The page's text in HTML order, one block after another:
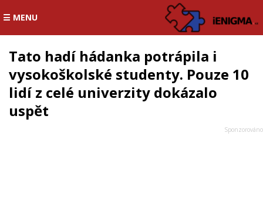
☰ MENU
Tato hadí hádanka potrápila i
vysokoškolské studenty. Pouze 10
lidí z celé univerzity dokázalo
uspět